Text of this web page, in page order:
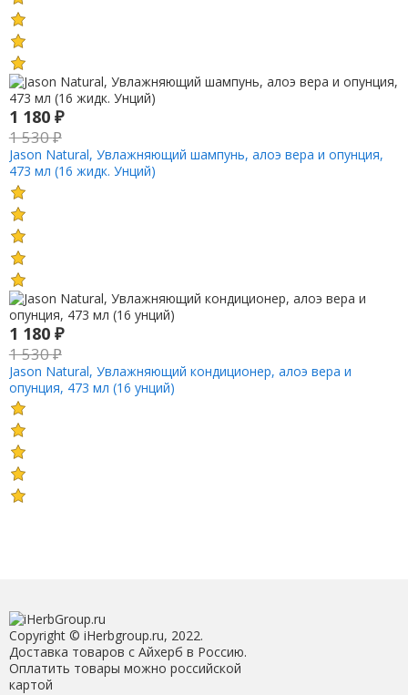
1 180 ₽
1 530₽
Jason Natural, Увлажняющий шампунь, алоэ вера и опунция,
473 мл (16 жидк. Унций)
1 180 ₽
1 530₽
Jason Natural, Увлажняющий кондиционер, алоэ вера и
опунция, 473 мл (16 унций)
Copyright © iHerbgroup.ru, 2022.
Доставка товаров с Айхерб в Россию.
Оплатить товары можно российской
картой